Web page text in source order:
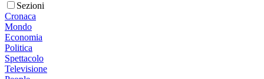
Sezioni
Cronaca
Mondo
Economia
Politica
Spettacolo
Televisione